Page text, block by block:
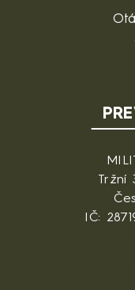
Tržní
IČ: